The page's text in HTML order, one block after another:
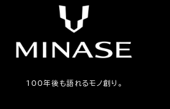
100年後も語れるモノ創り。